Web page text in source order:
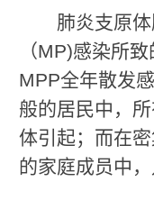
肺炎支原
（MP)感染所
MPP全年散发
般的居民中，
体引起；而在
的家庭成员中